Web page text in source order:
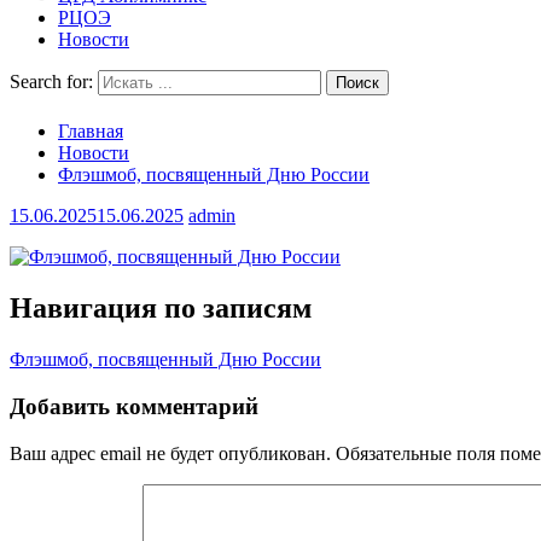
РЦОЭ
Новости
Search for:
Главная
Новости
Флэшмоб, посвященный Дню России
15.06.202515.06.2025 admin
Навигация по записям
Флэшмоб, посвященный Дню России
Добавить комментарий
Ваш адрес email не будет опубликован. Обязательные поля